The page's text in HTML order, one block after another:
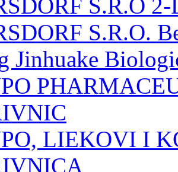
S.R.O
S.R.O.
Jinhuake
LIEKOVI I